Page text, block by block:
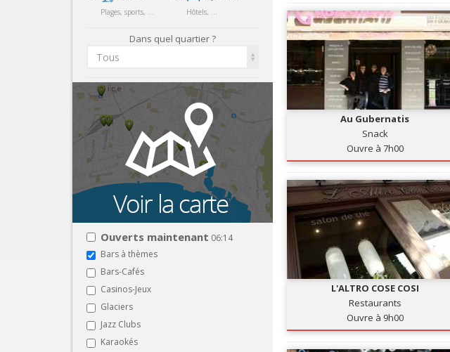
Plages, sports, ... Hôtels, ...
Dans quel quartier ?
Tous
Ouverts maintenant 06:14
Bars à thèmes
Bars-Cafés
Casinos-Jeux
Glaciers
Jazz Clubs
Karaokés
Au Gubernatis
Snack
Ouvre à 7h00
L'ALTRO COSE COSI
Restaurants
Ouvre à 9h00